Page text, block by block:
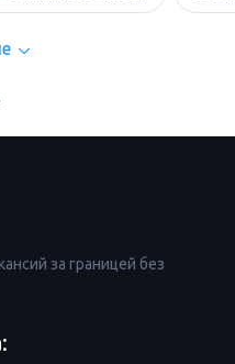
за границей без